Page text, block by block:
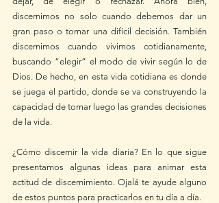
discernimos no solo cuando debemos dar un
gran paso o tomar una difícil decisión. También
discernimos cuando vivimos cotidianamente,
buscando “elegir” el modo de vivir según lo de
Dios. De hecho, en esta vida cotidiana es donde
se juega el partido, donde se va construyendo la
capacidad de tomar luego las grandes decisiones
de la vida.
¿Cómo discernir la vida diaria? En lo que sigue
presentamos algunas ideas para animar esta
actitud de discernimiento. Ojalá te ayude alguno
de estos puntos para practicarlos en tu día a día.